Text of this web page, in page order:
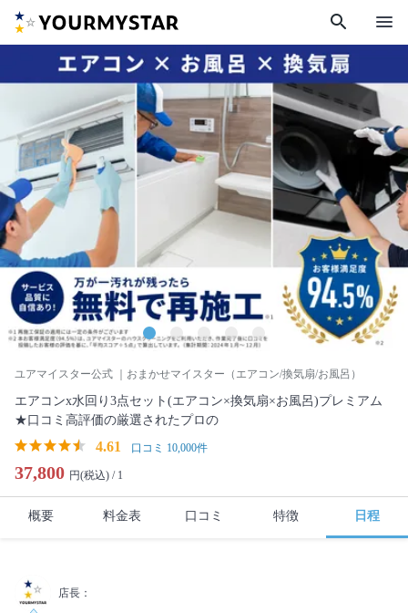
search menu
ユアマイスター公式 ｜おまかせマイスター（エアコン/換気扇/お風呂）
エアコンx水回り3点セット(エアコン×換気扇×お風呂)プレミアム
★口コミ高評価の厳選されたプロの
4.61 口コミ 10,000件
37,800 円(税込) / 1
概要 料金表 口コミ 特徴 日程
店長：